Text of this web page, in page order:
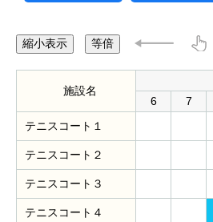
縮小表示 等倍
施設名
6
7
テニスコート１
テニスコート２
テニスコート３
テニスコート４